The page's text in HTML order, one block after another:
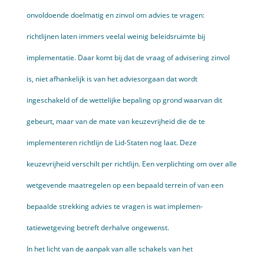
onvol­doende doelmatig en zinvol om advies te vragen:
richtlijnen laten immers veelal weinig beleidsruimte bij
implementatie. Daar komt bij dat de vraag of advisering zinvol
is, niet afhankelijk is van het adviesorgaan dat wordt
ingeschakeld of de wettelijke bepaling op grond waarvan dit
gebeurt, maar van de mate van keuzevrijheid die de te
implementeren richtlijn de Lid-Staten nog laat. Deze
keuzevrijheid verschilt per richtlijn. Een verplichting om over alle
wetgevende maatregelen op een bepaald terrein of van een
bepaalde strekking advies te vragen is wat implemen­
tatiewetgeving betreft derhalve ongewenst.
In het licht van de aanpak van alle schakels van het